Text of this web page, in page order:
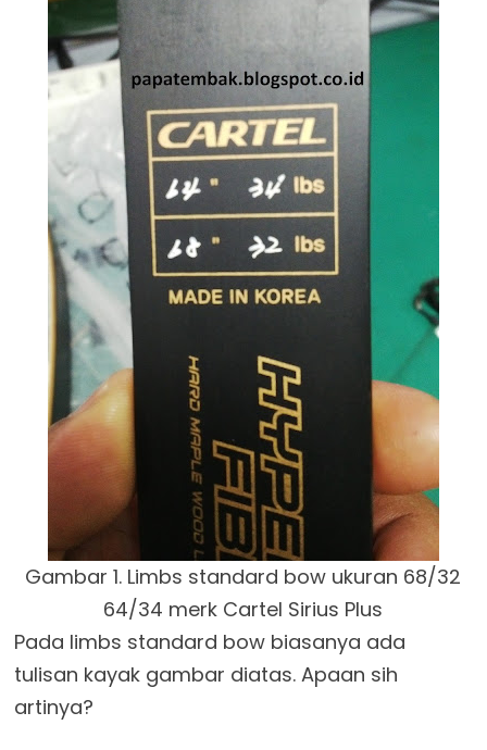
Gambar 1. Limbs standard bow ukuran 68/32
64/34 merk Cartel Sirius Plus
Pada limbs standard bow biasanya ada
tulisan kayak gambar diatas. Apaan sih
artinya?